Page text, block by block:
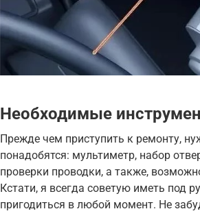
Необходимые
Прежде чем приступить к ремонту,
понадобятся: мультиметр, набор
проверки проводки, а также,
Кстати, я всегда советую иметь под
пригодиться в любой момент. Не